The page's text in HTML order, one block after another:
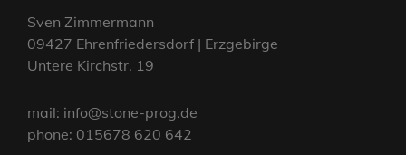
Sven Zimmermann
09427 Ehrenfriedersdorf | Erzgebirge
Untere Kirchstr. 19
mail: info@stone-prog.de
phone: 015678 620 642